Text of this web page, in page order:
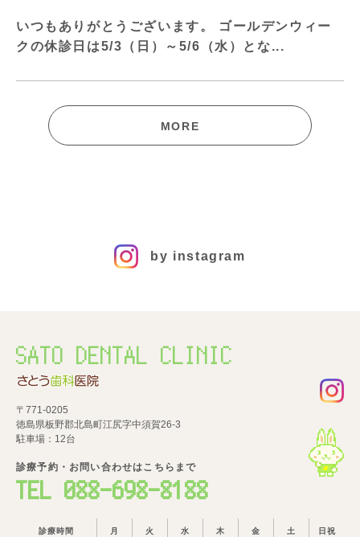
いつもありがとうございます。 ゴールデンウィー
クの休診日は5/3（日）～5/6（水）とな...
MORE
by instagram
SATO DENTAL CLINIC
〒771-0205
徳島県板野郡北島町江尻字中須賀26-3
駐車場：12台
診療予約・お問い合わせはこちらまで
TEL 088-698-8188
診療時間 月 火 水 木 金 土 日祝